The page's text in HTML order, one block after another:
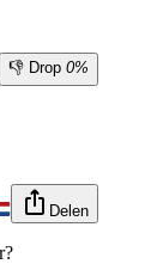
👎 Drop 0%
Delen